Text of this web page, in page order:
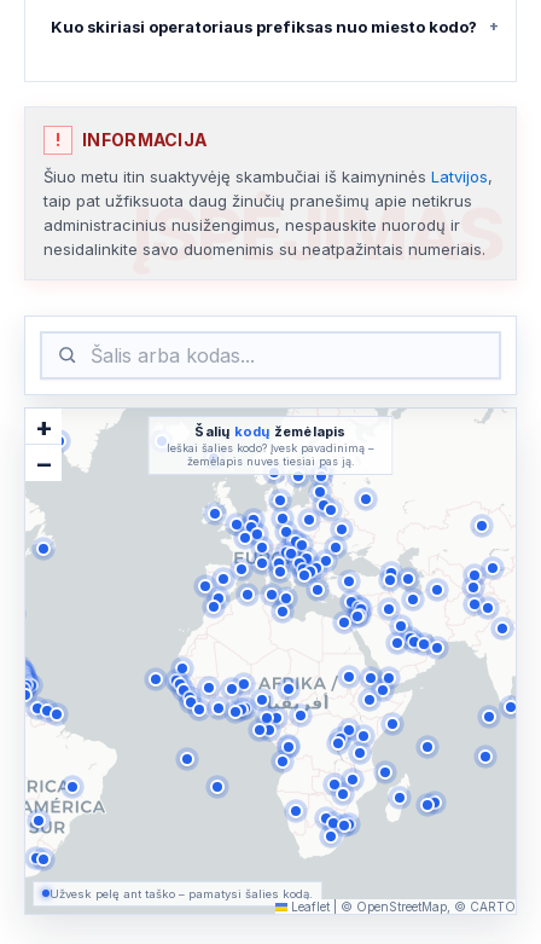
Kuo skiriasi operatoriaus prefiksas nuo miesto kodo? +
ĮSPĖJIMAS
! INFORMACIJA
Šiuo metu itin suaktyvėję skambučiai iš kaimyninės Latvijos,
taip pat užfiksuota daug žinučių pranešimų apie netikrus
administracinius nusižengimus, nespauskite nuorodų ir
nesidalinkite savo duomenimis su neatpažintais numeriais.
+
−
Leaflet © OpenStreetMap, © CARTO
Šalių kodų žemėlapis
Ieškai šalies kodo? Įvesk pavadinimą –
žemėlapis nuves tiesiai pas ją.
Užvesk pelę ant taško – pamatysi šalies kodą.